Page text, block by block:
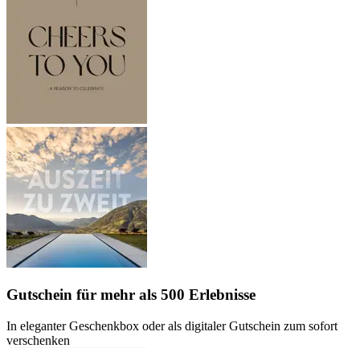
Gutschein für mehr als 500 Erlebnisse
In eleganter Geschenkbox oder als digitaler Gutschein zum sofort
verschenken